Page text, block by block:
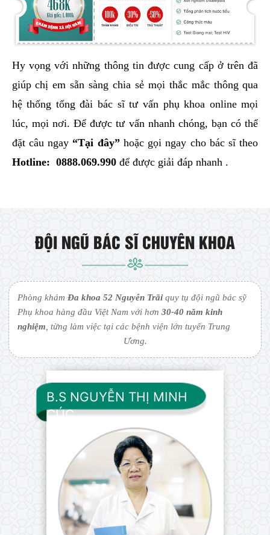
Hy vọng với những thông tin được cung cấp ở trên đã
giúp chị em sẵn sàng chia sẻ mọi thắc mắc thông qua
hệ thống tổng đài bác sĩ tư vấn phụ khoa online mọi
lúc, mọi nơi. Để được tư vấn nhanh chóng, bạn có thể
đặt câu ngay “Tại đây”hoặc gọi ngay cho bác sĩ theo
Hotline: 0888.069.990 để được giải đáp nhanh .
ĐỘI NGŨ BÁC SĨ CHUYÊN KHOA
Phòng khámĐa khoa 52 Nguyễn Trãi quy tụ đội ngũ bác sỹ
Phụ khoa hàng đầu Việt Nam với hơn30-40 năm kinh
nghiệm, từng làm việc tại các bệnh viện lớn tuyến Trung
Ương.
B.S NGUYỄN THỊ MINH
CÚC